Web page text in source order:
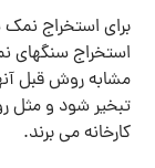
برای استخراج
استخراج سنگهای
مشابه روش قبل
تبخیر شود و مثل
کارخانه می برند.